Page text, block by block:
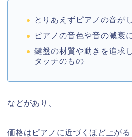
とりあえずピアノの音が
ピアノの音色や音の減衰
鍵盤の材質や動きを追求
タッチのもの
などがあり、
価格はピアノに近づくほど上がる